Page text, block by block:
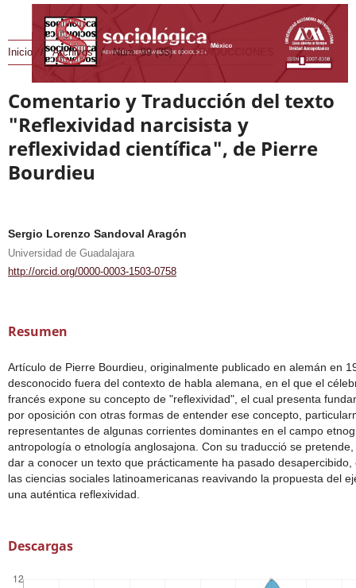
Inicio / Archivos / Núm. 99 (35) / TRADUCCIONES
Comentario y Traducción del texto
"Reflexividad narcisista y
reflexividad científica", de Pierre
Bourdieu
Sergio Lorenzo Sandoval Aragón
Universidad de Guadalajara
http://orcid.org/0000-0003-1503-0758
Resumen
Artículo de Pierre Bourdieu, originalmente publicado en alemán en
desconocido fuera del contexto de habla alemana, en el que el
francés expone su concepto de "reflexividad", el cual presenta
por oposición con otras formas de entender ese concepto,
representantes de algunas corrientes dominantes en el campo
antropología o etnología anglosajona. Con su traducció se
dar a conocer un texto que prácticamente ha pasado desapercibido,
las ciencias sociales latinoamericanas reavivando la propuesta del
una auténtica reflexividad.
Descargas